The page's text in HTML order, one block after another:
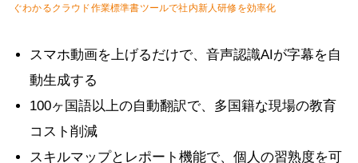
ぐわかるクラウド作業標準書ツールで社内新人研修を効率化
スマホ動画を上げるだけで、音声認識AIが字幕を自
動生成する
100ヶ国語以上の自動翻訳で、多国籍な現場の教育
コスト削減
スキルマップとレポート機能で、個人の習熟度を可